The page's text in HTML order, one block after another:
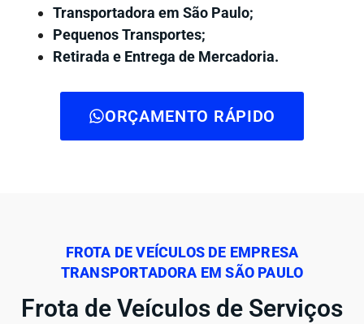
Transportadora em São Paulo;
Pequenos Transportes;
Retirada e Entrega de Mercadoria.
ORÇAMENTO RÁPIDO
FROTA DE VEÍCULOS DE EMPRESA
TRANSPORTADORA EM SÃO PAULO
Frota de Veículos de Serviços